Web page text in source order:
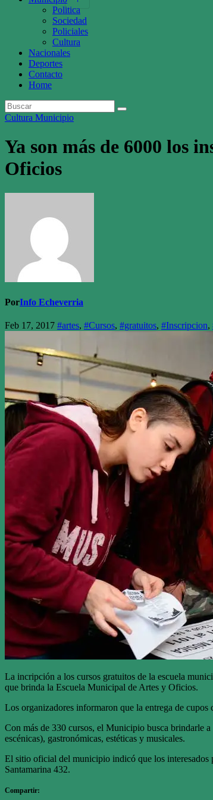
Politica
Sociedad
Policiales
Cultura
Nacionales
Deportes
Contacto
Home
Cultura Municipio
Ya son más de 6000 los
Oficios
PorInfo Echeverria
Feb 17, 2017 #artes, #Cursos, #gratuitos, #Inscripcion,
La incripción a los cursos gratuitos de la escuela
que brinda la Escuela Municipal de Artes y Oficios.
Los organizadores informaron que la entrega de
Con más de 330 cursos, el Municipio busca brindarle
escénicas), gastronómicas, estéticas y musicales.
El sitio oficial del municipio indicó que los interesados
Santamarina 432.
Compartir: